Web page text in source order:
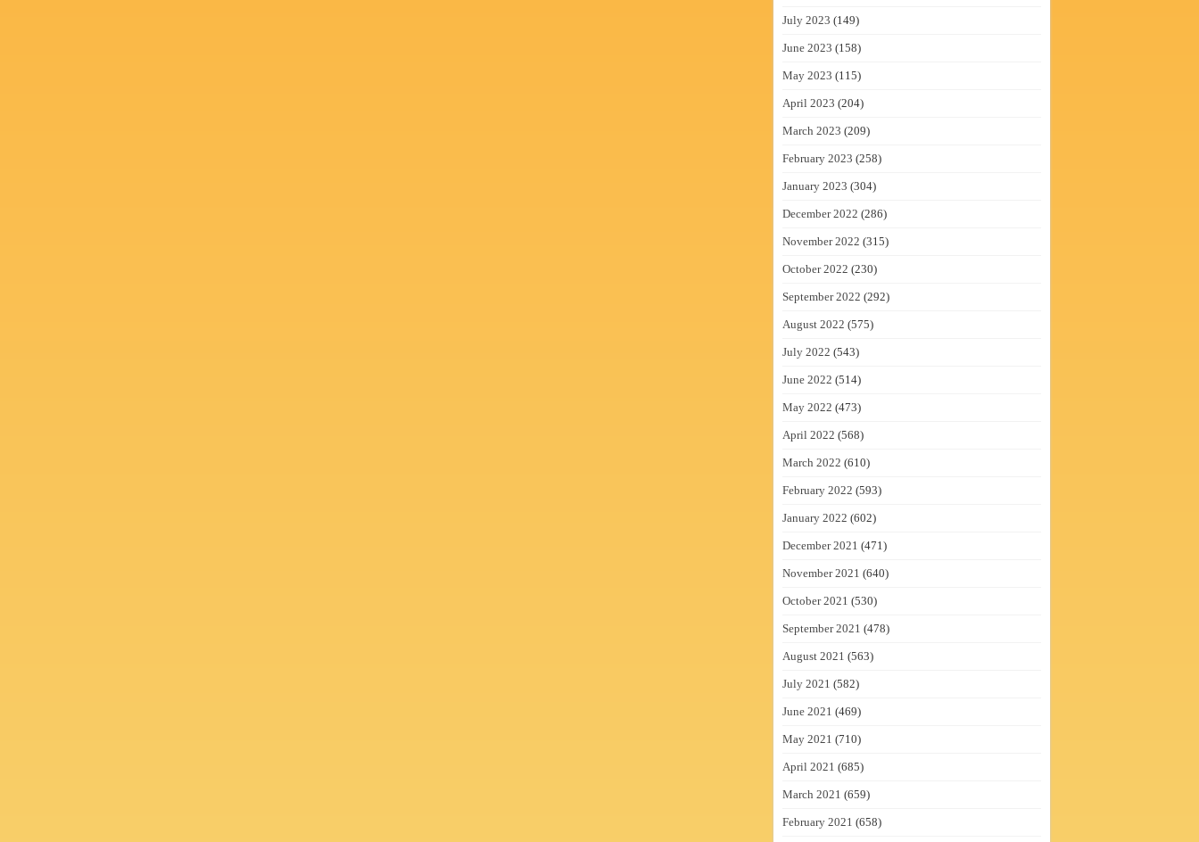
July 2023 (149)
June 2023 (158)
May 2023 (115)
April 2023 (204)
March 2023 (209)
February 2023 (258)
January 2023 (304)
December 2022 (286)
November 2022 (315)
October 2022 (230)
September 2022 (292)
August 2022 (575)
July 2022 (543)
June 2022 (514)
May 2022 (473)
April 2022 (568)
March 2022 (610)
February 2022 (593)
January 2022 (602)
December 2021 (471)
November 2021 (640)
October 2021 (530)
September 2021 (478)
August 2021 (563)
July 2021 (582)
June 2021 (469)
May 2021 (710)
April 2021 (685)
March 2021 (659)
February 2021 (658)